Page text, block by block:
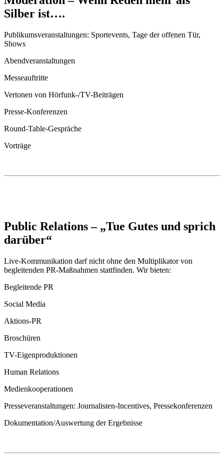
Silber ist….
Publikumsveranstaltungen: Sportevents, Tage der offenen Tür,
Shows
Abendveranstaltungen
Messeauftritte
Vertonen von Hörfunk-/TV-Beiträgen
Presse-Konferenzen
Round-Table-Gespräche
Vorträge
Public Relations – „Tue Gutes und sprich
darüber“
Live-Kommunikation darf nicht ohne den Multiplikator von
begleitenden PR-Maßnahmen stattfinden. Wir bieten:
Begleitende PR
Social Media
Aktions-PR
Broschüren
TV-Eigenproduktionen
Human Relations
Medienkooperationen
Presseveranstaltungen: Journalisten-Incentives, Pressekonferenzen
Dokumentation/Auswertung der Ergebnisse